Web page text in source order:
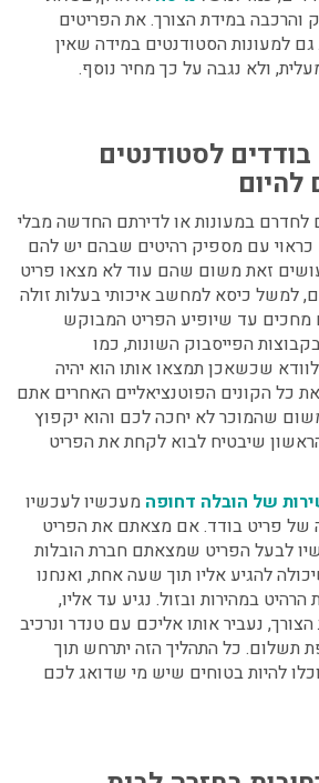
והרכבה במידת הצורך. את הפריטים
למעונות הסטודנטים במידה שאין
ולא נגבה על כך מחיר נוסף.
לסטודנטים
להיום
לחדרם במעונות או לדירתם החדשה מבלי
עם מספיק רהיטים שבהם יש להם
זאת משום שהם עוד לא מצאו פריט
למשל כיסא למחשב איכותי בעלות זולה
עד שיופיע הפריט המבוקש
באתר יד 2 או בקבוצות הפייסבוק השונות, כמו
שכשאכן תמצאו אותו הוא יהיה
כל הקונים הפוטנציאליים האחרים אתם
משום שהמוכר לא יחכה לכם והוא יקפוץ
שיבטיח לבוא לקחת את הפריט
של הובלה דחופה מעכשיו לעכשיו
של פריט בודד. אם מצאתם את הפריט
לבעל הפריט שמצאתם חברת הובלות
להגיע אליו תוך שעה אחת, ואנחנו
במהירות ובזול. נגיע עד אליו,
נעביר אותו אליכם עם טנדר ונרכיב
תשלום. כל התהליך הזה יתרחש תוך
להיות בטוחים שיש מי שדואג לכם